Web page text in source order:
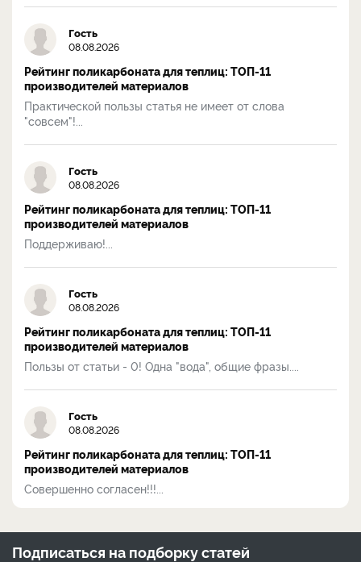
Гость
08.08.2026
Рейтинг поликарбоната для теплиц: ТОП-11
производителей материалов
Практической пользы статья не имеет от слова
"совсем"!...
Гость
08.08.2026
Рейтинг поликарбоната для теплиц: ТОП-11
производителей материалов
Поддерживаю!...
Гость
08.08.2026
Рейтинг поликарбоната для теплиц: ТОП-11
производителей материалов
Пользы от статьи - 0! Одна "вода", общие фразы....
Гость
08.08.2026
Рейтинг поликарбоната для теплиц: ТОП-11
производителей материалов
Совершенно согласен!!!...
Подписаться на подборку статей